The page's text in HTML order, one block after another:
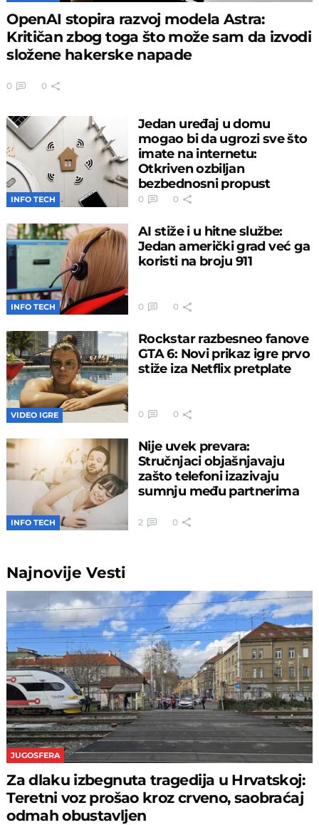
OpenAI stopira razvoj modela Astra:
Kritičan zbog toga što može sam da izvodi
složene hakerske napade
0 0
INFO TECH
Jedan uređaj u domu
mogao bi da ugrozi sve što
imate na internetu:
Otkriven ozbiljan
bezbednosni propust
0 0
INFO TECH
AI stiže i u hitne službe:
Jedan američki grad već ga
koristi na broju 911
0 0
VIDEO IGRE
Rockstar razbesneo fanove
GTA 6: Novi prikaz igre prvo
stiže iza Netflix pretplate
0 0
INFO TECH
Nije uvek prevara:
Stručnjaci objašnjavaju
zašto telefoni izazivaju
sumnju među partnerima
2 0
NajnovijeVesti
JUGOSFERA
Za dlaku izbegnuta tragedija u Hrvatskoj:
Teretni voz prošao kroz crveno, saobraćaj
odmah obustavljen